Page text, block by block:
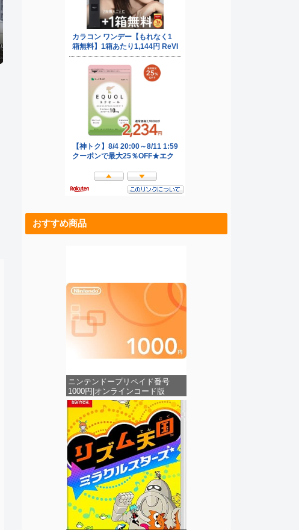
おすすめ商品
ニンテンドープリペイド番号
1000円|オンラインコード版